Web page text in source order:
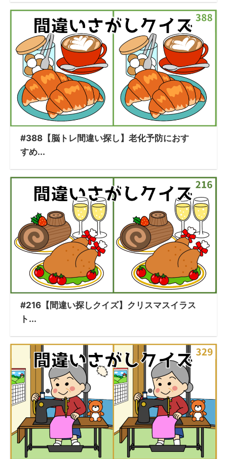
#388【脳トレ間違い探し】老化予防におす
すめ...
#216【間違い探しクイズ】クリスマスイラス
ト...